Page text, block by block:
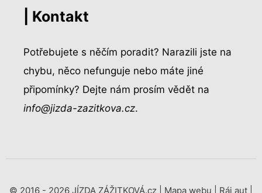
| Kontakt
Potřebujete s něčím poradit? Narazili jste na
chybu, něco nefunguje nebo máte jiné
připomínky? Dejte nám prosím vědět na
info@jizda-zazitkova.cz.
© 2016 - 2026 JÍZDA ZÁŽITKOVÁ.cz | Mapa webu Ráj aut